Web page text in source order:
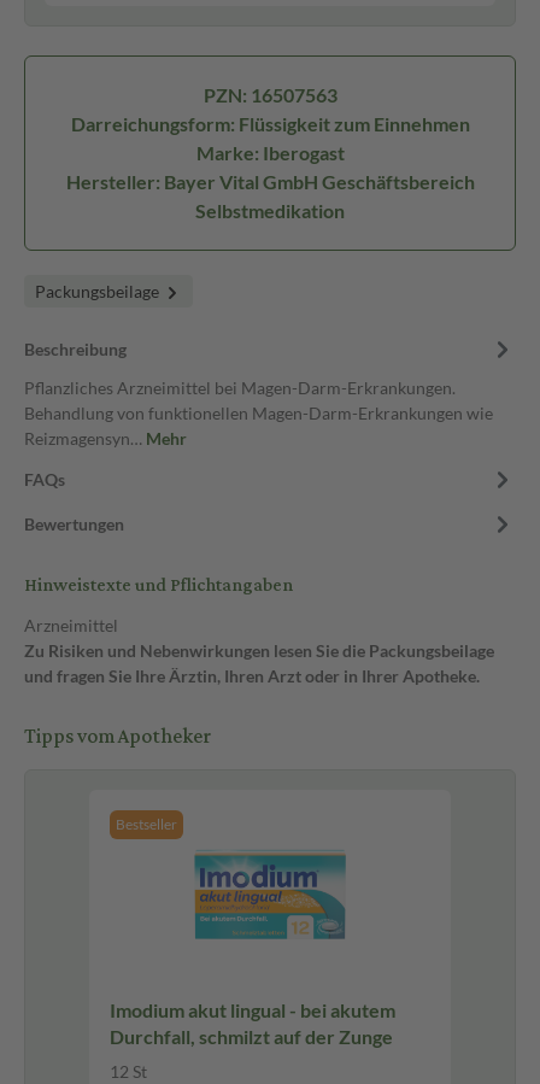
PZN: 16507563
Darreichungsform: Flüssigkeit zum Einnehmen
Marke: Iberogast
Hersteller: Bayer Vital GmbH Geschäftsbereich
Selbstmedikation
Packungsbeilage
Beschreibung
Pflanzliches Arzneimittel bei Magen-Darm-Erkrankungen.
Behandlung von funktionellen Magen-Darm-Erkrankungen wie
Reizmagensyn… Mehr
FAQs
Bewertungen
Hinweistexte und Pflichtangaben
Arzneimittel
Zu Risiken und Nebenwirkungen lesen Sie die Packungsbeilage
und fragen Sie Ihre Ärztin, Ihren Arzt oder in Ihrer Apotheke.
Tipps vom Apotheker
Bestseller
Imodium akut lingual - bei akutem
Durchfall, schmilzt auf der Zunge
12 St